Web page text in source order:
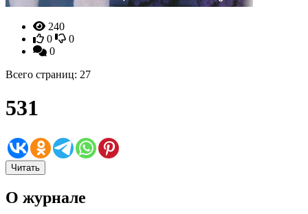
240
0
0
0
Всего страниц: 27
531
Читать
О журнале